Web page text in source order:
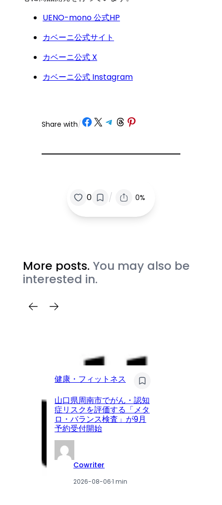
UENO-mono 公式HP
カベーニ公式サイト
カベーニ公式 X
カベーニ公式 Instagram
Share with/ Share on Facebook
Share on X Share on Telegram
Share on Threads
Share on Pinterest
0 / 0%
More posts. You may also be
interested in.
健康・フィットネス
山口県周南市でがん・認知
症リスクを評価する「メタ
ロ・バランス検査」が9月
予約受付開始
Cowriter
2026-08-06·1 min